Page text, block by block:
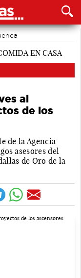
al
de los
de la Agencia
asesores del
de Oro de la